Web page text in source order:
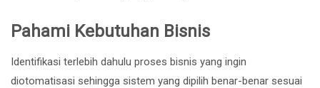
Pahami Kebutuhan Bisnis
Identifikasi terlebih dahulu proses bisnis yang ingin
diotomatisasi sehingga sistem yang dipilih benar-benar sesuai